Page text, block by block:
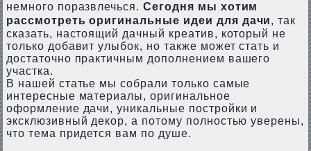
немного поразвлечься.Сегодня мы хотим
рассмотреть оригинальные идеи для дачи, так
сказать, настоящий дачный креатив, который не
только добавит улыбок, но также может стать и
достаточно практичным дополнением вашего
участка.
В нашей статье мы собрали только самые
интересные материалы, оригинальное
оформление дачи, уникальные постройки и
эксклюзивный декор, а потому полностью уверены,
что тема придется вам по душе.